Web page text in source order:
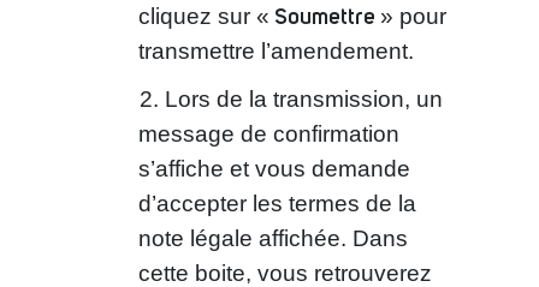
cliquez sur « Soumettre » pour
transmettre l’amendement.
Lors de la transmission, un
message de confirmation
s’affiche et vous demande
d’accepter les termes de la
note légale affichée. Dans
cette boite, vous retrouverez